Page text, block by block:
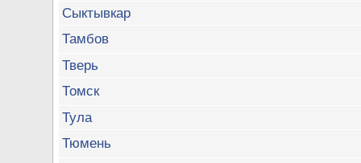
Сыктывкар
Тамбов
Тверь
Томск
Тула
Тюмень